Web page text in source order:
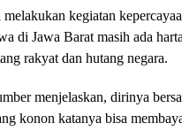
kegiatan
di Jawa Barat masih ada
rakyat dan hutang negara.
menjelaskan, dirinya
konon katanya bisa